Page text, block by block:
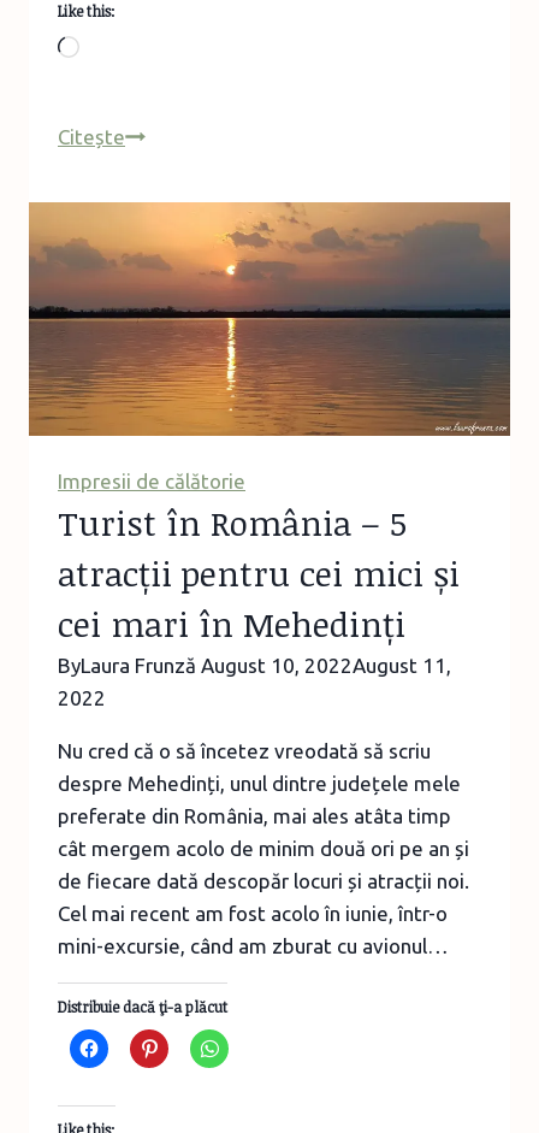
Like this:
Loading…
CiteșteHai
mine
muzeu
–
Muzeul
Chihlimbarului
de
Impresii de călătorie
Turist în România – 5
atracții pentru cei mici și
cei mari în Mehedinți
ByLaura Frunză August 10, 2022August 11,
2022
Nu cred că o să încetez vreodată să scriu
despre Mehedinți, unul dintre județele mele
preferate din România, mai ales atâta timp
cât mergem acolo de minim două ori pe an și
de fiecare dată descopăr locuri și atracții noi.
Cel mai recent am fost acolo în iunie, într-o
mini-excursie, când am zburat cu avionul…
Distribuie dacă ţi-a plăcut